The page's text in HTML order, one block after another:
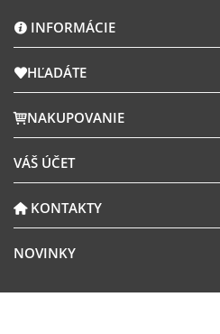
INFORMÁCIE
HĽADÁTE
NAKUPOVANIE
VÁŠ ÚČET
KONTAKTY
NOVINKY